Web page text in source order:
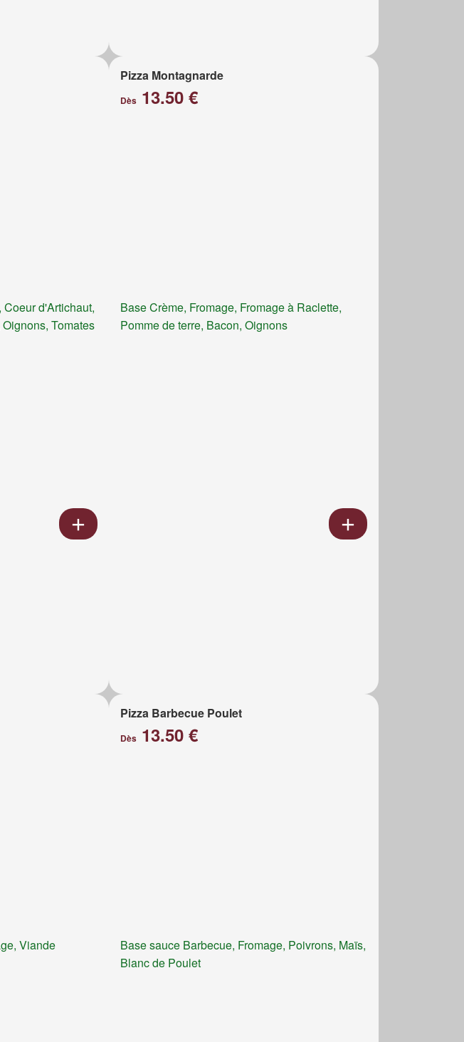
Coeur d'Artichaut,
Tomates
Pizza Montagnarde
Dès 13.50 €
Base Crème, Fromage, Fromage à Raclette,
Pomme de terre, Bacon, Oignons
Viande
Pizza Barbecue Poulet
Dès 13.50 €
Base sauce Barbecue, Fromage, Poivrons, Maïs,
Blanc de Poulet